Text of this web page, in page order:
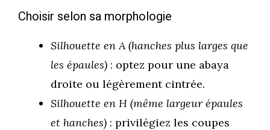
Choisir selon sa morphologie
Silhouette en A (hanches plus larges que
les épaules) : optez pour une abaya
droite ou légèrement cintrée.
Silhouette en H (même largeur épaules
et hanches) : privilégiez les coupes